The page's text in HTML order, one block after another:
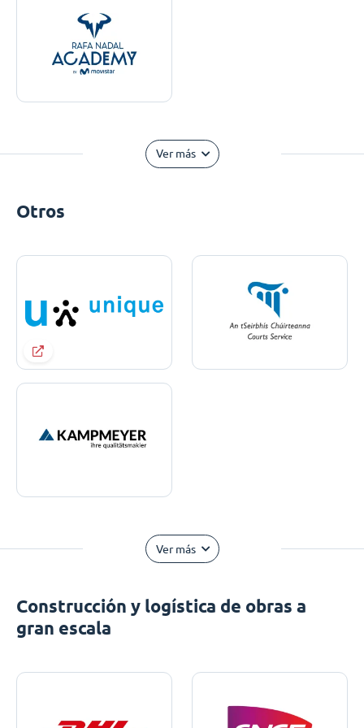
Ver más
Otros
Ver más
Construcción y logística de obras a
gran escala